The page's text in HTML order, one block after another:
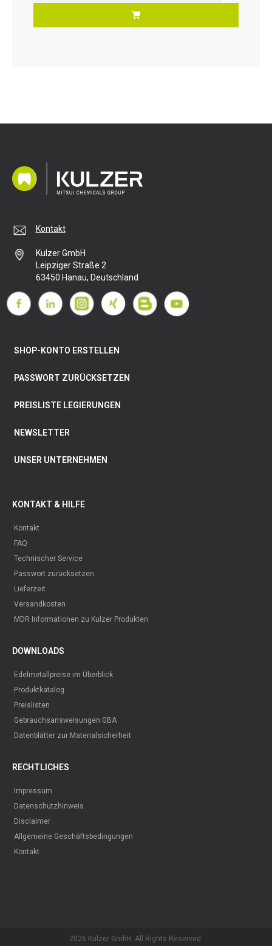
Kontakt
Kulzer GmbH
Leipziger Straße 2
63450 Hanau, Deutschland
SHOP-KONTO ERSTELLEN
PASSWORT ZURÜCKSETZEN
PREISLISTE LEGIERUNGEN
NEWSLETTER
UNSER UNTERNEHMEN
KONTAKT & HILFE
Kontakt
FAQ
Technischer Service
Passwort zurücksetzen
Lieferzeit
Versandkosten
MDR Informationen zu Kulzer Produkten
DOWNLOADS
Edelmetallpreise im Überblick
Produktkatalog
Preislisten
Gebrauchsansweisungen GBA
Datenblätter zur Materialsicherheit
RECHTLICHES
Impressum
Datenschutzhinweis
Disclaimer
Allgemeine Geschäftsbedingungen
Kontakt
2026 Kulzer GmbH. All Rights Reserved.